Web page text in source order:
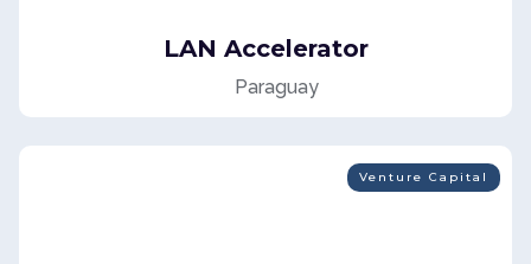
LAN Accelerator
Paraguay
Venture Capital